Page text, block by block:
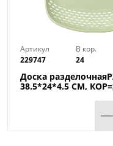
Артикул
229747
В кор.
24
Доска
38.5*24*4.5 СМ,